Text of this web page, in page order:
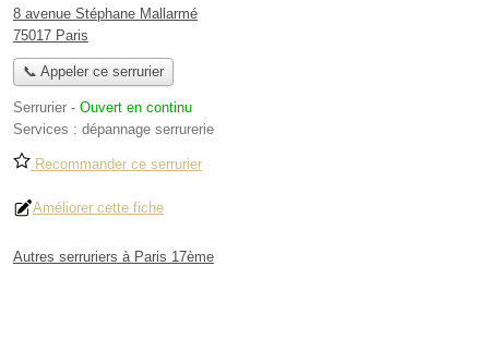
8 avenue Stéphane Mallarmé
75017 Paris
📞 Appeler ce serrurier
Serrurier - Ouvert en continu
Services : dépannage serrurerie
Recommander ce serrurier
Améliorer cette fiche
Autres serruriers à Paris 17ème